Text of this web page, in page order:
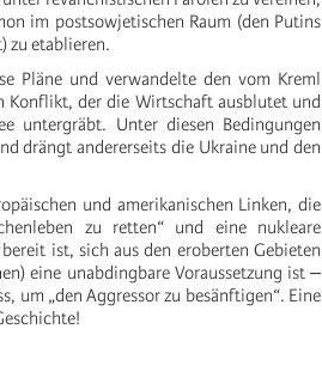
im postsowjetischen Raum (den Putins
zu etablieren.
Pläne und verwandelte den vom Kreml
Konflikt, der die Wirtschaft ausblutet und
untergräbt. Unter diesen Bedingungen
drängt andererseits die Ukraine und den
und amerikanischen Linken, die
zu retten“ und eine nukleare
ist, sich aus den eroberten Gebieten
eine unabdingbare Voraussetzung ist ‒
um „den Aggressor zu besänftigen“. Eine